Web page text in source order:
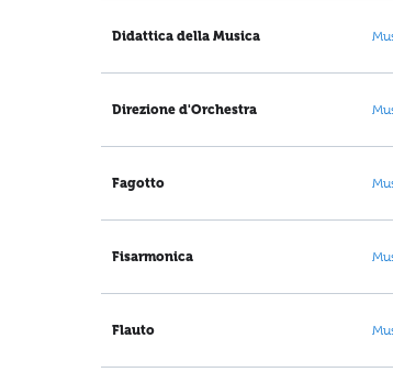
Didattica della Musica
Direzione d'Orchestra
Fagotto
Fisarmonica
Flauto